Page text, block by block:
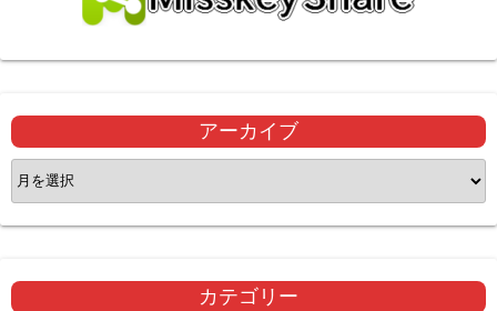
アーカイブ
ア
ー
カ
ブ
カテゴリー